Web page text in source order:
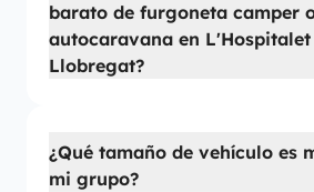
barato de furgoneta camper
autocaravana en L'Hospitalet
Llobregat?
¿Qué tamaño de vehículo es
mi grupo?